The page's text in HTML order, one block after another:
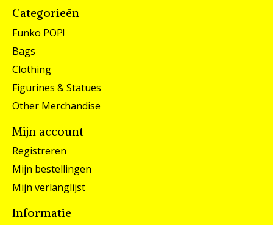
Categorieën
Funko POP!
Bags
Clothing
Figurines & Statues
Other Merchandise
Mijn account
Registreren
Mijn bestellingen
Mijn verlanglijst
Informatie